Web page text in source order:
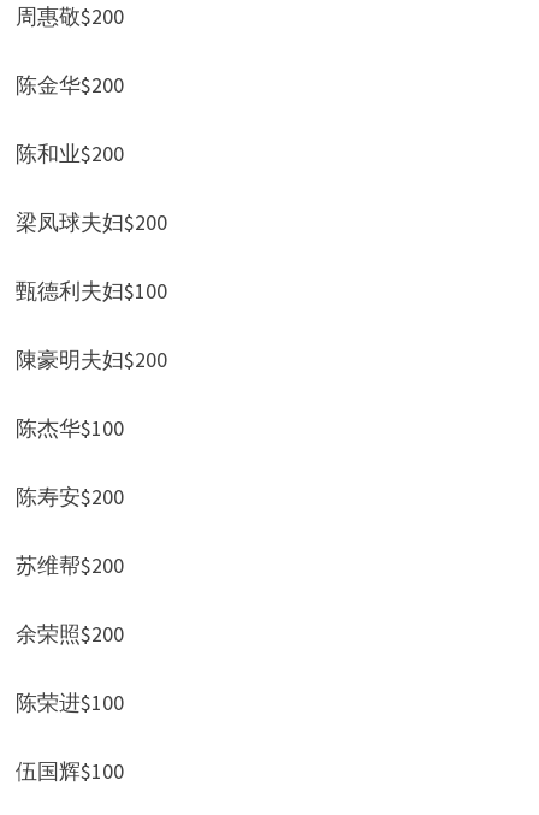
周惠敬$200
陈金华$200
陈和业$200
梁凤球夫妇$200
甄德利夫妇$100
陳豪明夫妇$200
陈杰华$100
陈寿安$200
苏维帮$200
余荣照$200
陈荣进$100
伍国辉$100